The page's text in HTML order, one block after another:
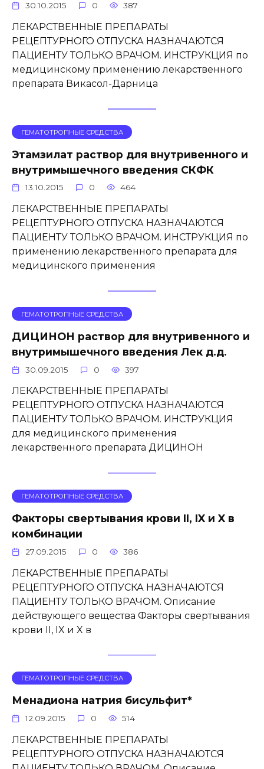
30.10.2015 0 387
ЛЕКАРСТВЕННЫЕ ПРЕПАРАТЫ
РЕЦЕПТУРНОГО ОТПУСКА НАЗНАЧАЮТСЯ
ПАЦИЕНТУ ТОЛЬКО ВРАЧОМ. ИНСТРУКЦИЯ по
медицинскому применению лекарственного
препарата Викасол-Дарница
ГЕМАТОТРОПНЫЕ СРЕДСТВА
Этамзилат раствор для внутривенного и
внутримышечного введения СКФК
13.10.2015 0 464
ЛЕКАРСТВЕННЫЕ ПРЕПАРАТЫ
РЕЦЕПТУРНОГО ОТПУСКА НАЗНАЧАЮТСЯ
ПАЦИЕНТУ ТОЛЬКО ВРАЧОМ. ИНСТРУКЦИЯ по
применению лекарственного препарата для
медицинского применения
ГЕМАТОТРОПНЫЕ СРЕДСТВА
ДИЦИНОН раствор для внутривенного и
внутримышечного введения Лек д.д.
30.09.2015 0 397
ЛЕКАРСТВЕННЫЕ ПРЕПАРАТЫ
РЕЦЕПТУРНОГО ОТПУСКА НАЗНАЧАЮТСЯ
ПАЦИЕНТУ ТОЛЬКО ВРАЧОМ. ИНСТРУКЦИЯ
для медицинского применения
лекарственного препарата ДИЦИНОН
ГЕМАТОТРОПНЫЕ СРЕДСТВА
Факторы свертывания крови II, IX и X в
комбинации
27.09.2015 0 386
ЛЕКАРСТВЕННЫЕ ПРЕПАРАТЫ
РЕЦЕПТУРНОГО ОТПУСКА НАЗНАЧАЮТСЯ
ПАЦИЕНТУ ТОЛЬКО ВРАЧОМ. Описание
действующего вещества Факторы свертывания
крови II, IX и X в
ГЕМАТОТРОПНЫЕ СРЕДСТВА
Менадиона натрия бисульфит*
12.09.2015 0 514
ЛЕКАРСТВЕННЫЕ ПРЕПАРАТЫ
РЕЦЕПТУРНОГО ОТПУСКА НАЗНАЧАЮТСЯ